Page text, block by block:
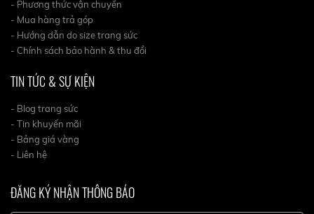
- Phương thức vận chuyển
- Mua hàng trả góp
- Hướng dẫn do size trang sức
- Chính sách bảo hành & thu đổi
TIN TỨC & SỰ KIỆN
- Blog trang sức
- Tin khuyến mãi
- Bảng giá vàng
- Liên hệ
ĐĂNG KÝ NHẬN THÔNG BÁO